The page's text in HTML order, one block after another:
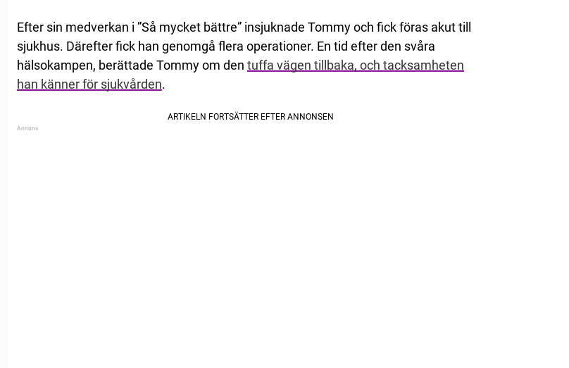
Efter sin medverkan i ”Så mycket bättre” insjuknade Tommy och fick föras akut till
sjukhus. Därefter fick han genomgå flera operationer. En tid efter den svåra
hälsokampen, berättade Tommy om den tuffa vägen tillbaka, och tacksamheten
han känner för sjukvården.